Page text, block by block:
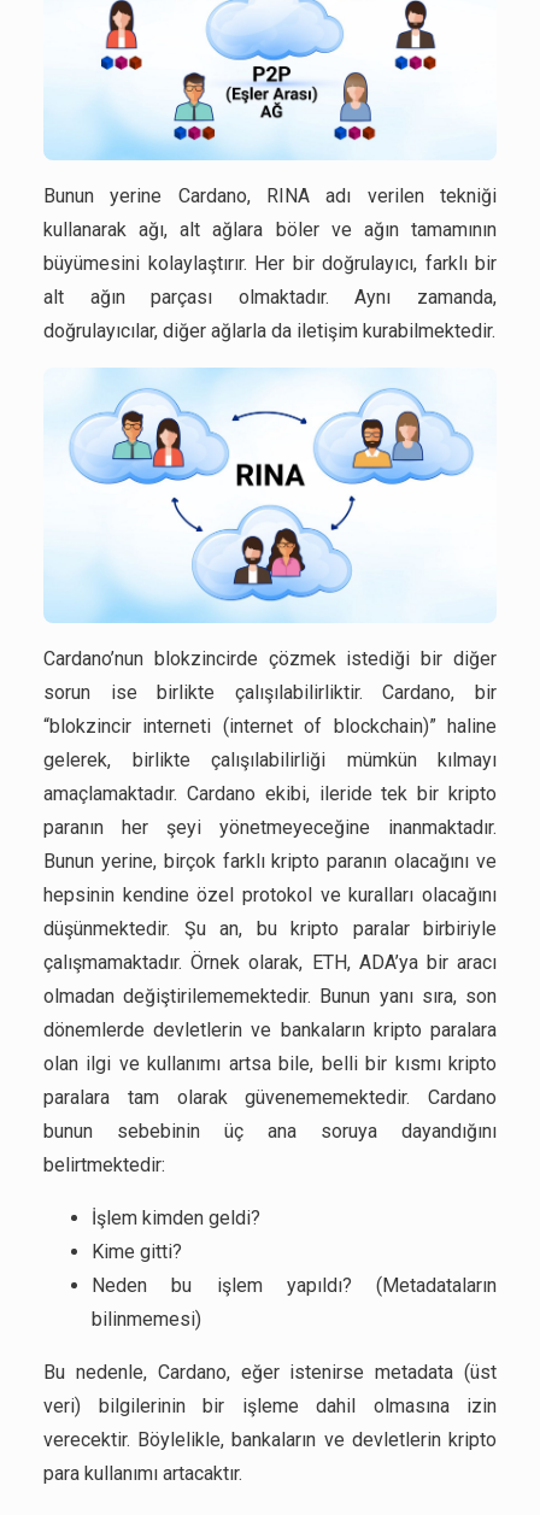
Bunun yerine Cardano, RINA adı verilen tekniği
kullanarak ağı, alt ağlara böler ve ağın tamamının
büyümesini kolaylaştırır. Her bir doğrulayıcı, farklı bir
alt ağın parçası olmaktadır. Aynı zamanda,
doğrulayıcılar, diğer ağlarla da iletişim kurabilmektedir.
Cardano’nun blokzincirde çözmek istediği bir diğer
sorun ise birlikte çalışılabilirliktir. Cardano, bir
“blokzincir interneti (internet of blockchain)” haline
gelerek, birlikte çalışılabilirliği mümkün kılmayı
amaçlamaktadır. Cardano ekibi, ileride tek bir kripto
paranın her şeyi yönetmeyeceğine inanmaktadır.
Bunun yerine, birçok farklı kripto paranın olacağını ve
hepsinin kendine özel protokol ve kuralları olacağını
düşünmektedir. Şu an, bu kripto paralar birbiriyle
çalışmamaktadır. Örnek olarak, ETH, ADA’ya bir aracı
olmadan değiştirilememektedir. Bunun yanı sıra, son
dönemlerde devletlerin ve bankaların kripto paralara
olan ilgi ve kullanımı artsa bile, belli bir kısmı kripto
paralara tam olarak güvenememektedir. Cardano
bunun sebebinin üç ana soruya dayandığını
belirtmektedir:
İşlem kimden geldi?
Kime gitti?
Neden bu işlem yapıldı? (Metadataların
bilinmemesi)
Bu nedenle, Cardano, eğer istenirse metadata (üst
veri) bilgilerinin bir işleme dahil olmasına izin
verecektir. Böylelikle, bankaların ve devletlerin kripto
para kullanımı artacaktır.